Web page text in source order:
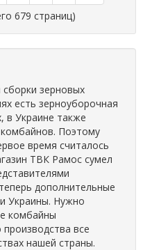
679 страниц)
зерновых
есть зерноуборочная
в Украине также
Поэтому
время считалось
ТВК Рамос сумел
дополнительные
Украины. Нужно
комбайны
все
нашей страны.